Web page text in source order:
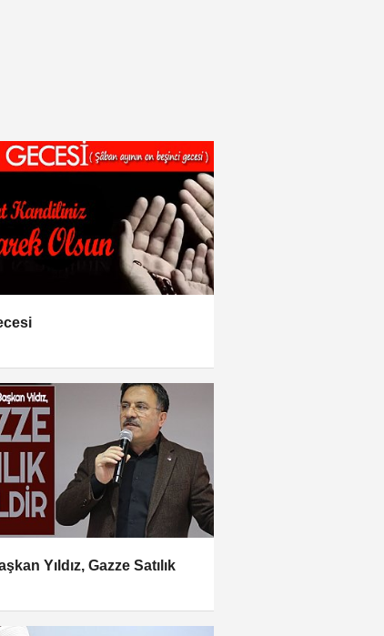
Yıldız, Gazze Satılık